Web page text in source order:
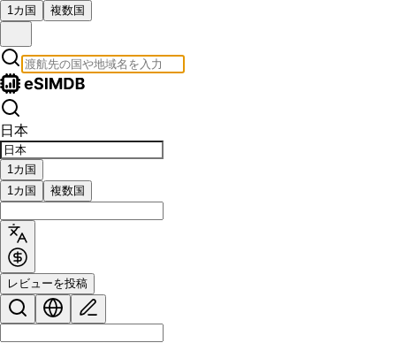
1カ国 複数国
日本
1カ国
1カ国
複数国
レビューを投稿